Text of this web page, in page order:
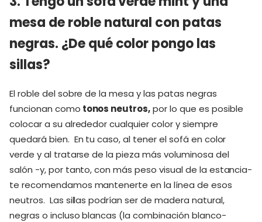
mesa de roble natural con patas
negras. ¿De qué color pongo las
sillas?
El roble del sobre de la mesa y las patas negras
funcionan como tonos neutros,por lo que es posible
colocar a su alrededor cualquier color y siempre
quedará bien. En tu caso, al tener el sofá en color
verde y al tratarse de la pieza más voluminosa del
salón -y, por tanto, con más peso visual de la estancia-
te recomendamos mantenerte en la línea de esos
neutros. Las sillas podrían ser de madera natural,
negras o incluso blancas (la combinación blanco-